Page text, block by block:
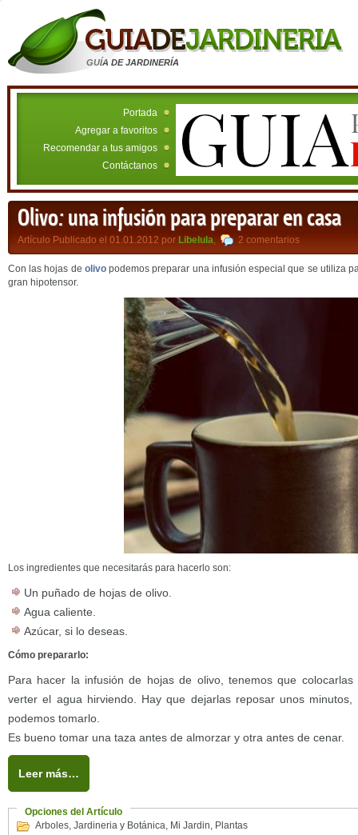
GUÍA DE JARDINERÍA
Portada
Agregar a favoritos
Recomendar a tus amigos
Contáctanos
Olivo: una infusión para preparar en casa
Artículo Publicado el 01.01.2012 por Libelula, 2 comentarios
Con las hojas de olivopodemos preparar una infusión especial que se utiliza
gran hipotensor.
Los ingredientes que necesitarás para hacerlo son:
Un puñado de hojas de olivo.
Agua caliente.
Azúcar, si lo deseas.
Cómo prepararlo:
Para hacer la infusión de hojas de olivo, tenemos que
verter el agua hirviendo. Hay que dejarlas reposar unos
podemos tomarlo.
Es bueno tomar una taza antes de almorzar y otra antes de cenar.
Leer más…
Opciones del Artículo
Arboles, Jardineria y Botánica, Mi Jardin, Plantas